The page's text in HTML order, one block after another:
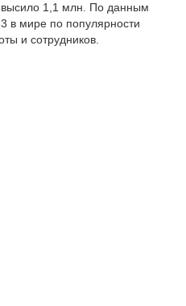
1,1 млн. По данным
в мире по популярности
и сотрудников.